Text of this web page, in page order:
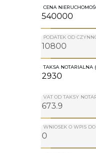
CENA
PODATEK OD
TAKSA NOTARIALNA
VAT OD TAKSY
WNIOSEK O WPIS